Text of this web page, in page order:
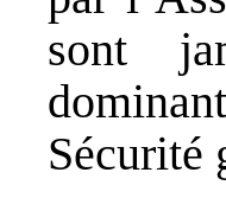
sont
Sécurité